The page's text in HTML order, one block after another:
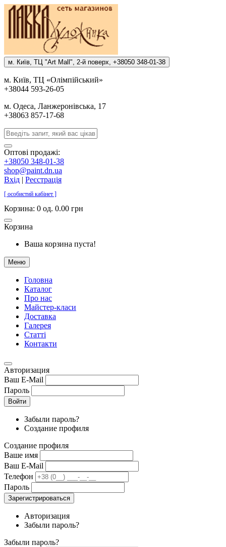
м. Киïв, ТЦ "Art Mall", 2-й поверх, +38050 348-01-38
м. Киïв, ТЦ «Олiмпiйський»
+38044 593-26-05
м. Одеса, Ланжеронiвська, 17
+38063 857-17-68
Оптові продажі:
+38050 348-01-38
shop@paint.dn.ua
Вхід | Реєстрація
[ особистий кабінет ]
Корзина: 0 од. 0.00 грн
Корзина
Ваша корзина пуста!
Меню
Головна
Каталог
Про нас
Майстер-класи
Доставка
Галерея
Статтi
Контакти
Авторизация
Ваш E-Mail
Пароль
Войти
Забыли пароль?
Создание профиля
Создание профиля
Ваше имя
Ваш E-Mail
Телефон
Пароль
Зарегистрироваться
Авторизация
Забыли пароль?
Забыли пароль?